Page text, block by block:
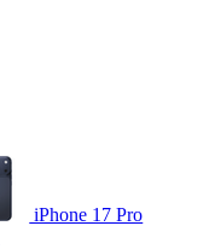
iPhone 17 Pro